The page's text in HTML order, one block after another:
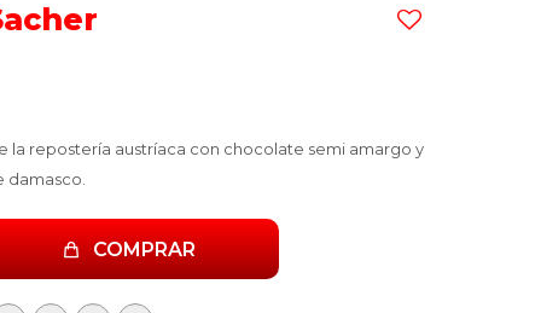
la repostería austríaca con chocolate semi amargo y
damasco.
COMPRAR